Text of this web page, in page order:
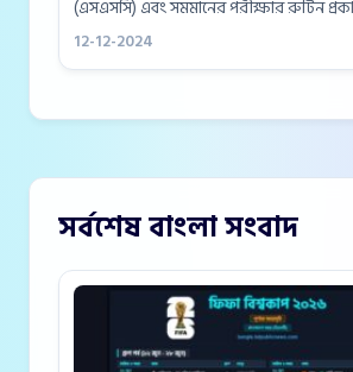
(এসএসসি) এবং সমমানের পরীক্ষার রুটিন
আগামী ১০ এপ্রিল বাংলা প্রথম পত্র পরীক্ষার
12-12-2024
সর্বশেষ বাংলা সংবাদ